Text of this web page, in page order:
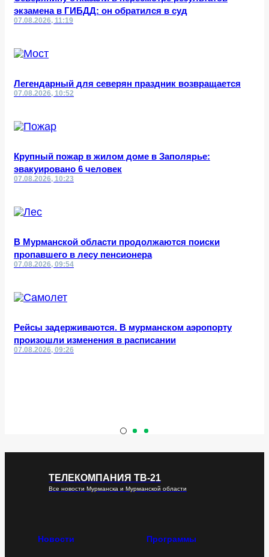
экзамена в ГИБДД: он обратился в суд
07.08.2026, 11:19
Легендарный для северян праздник возвращается
07.08.2026, 10:52
Крупный пожар в жилом доме в Заполярье:
эвакуировано 6 человек
07.08.2026, 10:23
В Мурманской области продолжаются поиски
пропавшего в лесу пенсионера
07.08.2026, 09:54
Рейсы задерживаются. В мурманском аэропорту
произошли изменения в расписании
07.08.2026, 09:26
ТЕЛЕКОМПАНИЯ ТВ-21
Все новости Мурманска и Мурманской области
Новости Программы